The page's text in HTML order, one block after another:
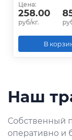
Цена:
258.00
руб/кг.
В
Наш
Собственный
оперативно и